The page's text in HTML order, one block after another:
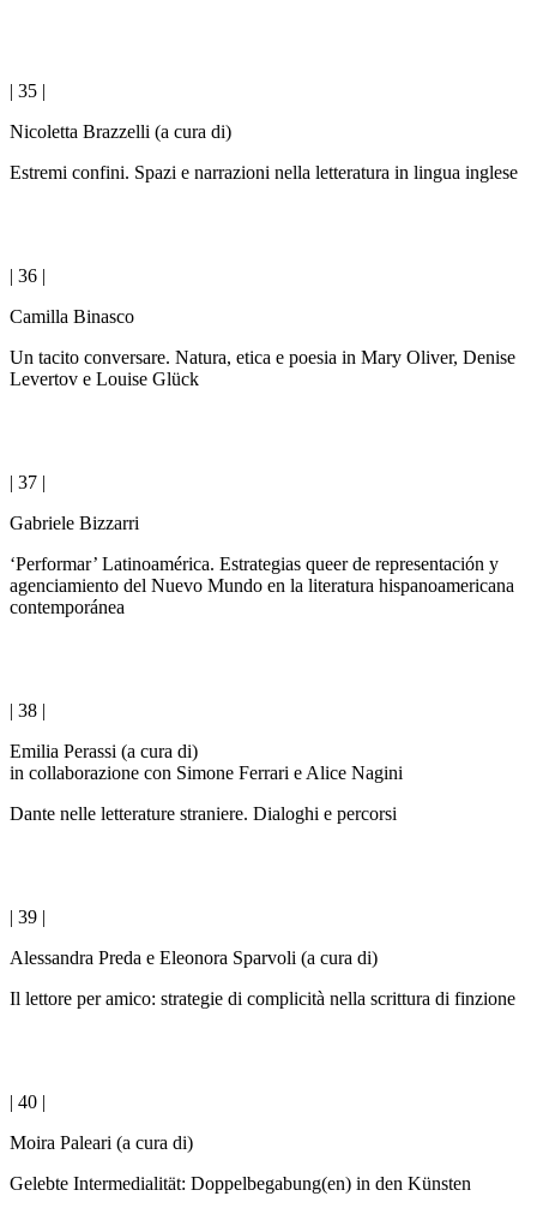
| 35 |
Nicoletta Brazzelli (a cura di)
Estremi confini. Spazi e narrazioni nella letteratura in lingua inglese
| 36 |
Camilla Binasco
Un tacito conversare. Natura, etica e poesia in Mary Oliver, Denise
Levertov e Louise Glück
| 37 |
Gabriele Bizzarri
‘Performar’ Latinoamérica. Estrategias queer de representación y
agenciamiento del Nuevo Mundo en la literatura hispanoamericana
contemporánea
| 38 |
Emilia Perassi (a cura di)
in collaborazione con Simone Ferrari e Alice Nagini
Dante nelle letterature straniere. Dialoghi e percorsi
| 39 |
Alessandra Preda e Eleonora Sparvoli (a cura di)
Il lettore per amico: strategie di complicità nella scrittura di finzione
| 40 |
Moira Paleari (a cura di)
Gelebte Intermedialität: Doppelbegabung(en) in den Künsten